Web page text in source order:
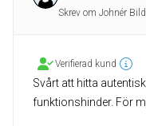
Skrev om Johnér
Verifierad kund
Svårt att hitta
funktionshinder. För